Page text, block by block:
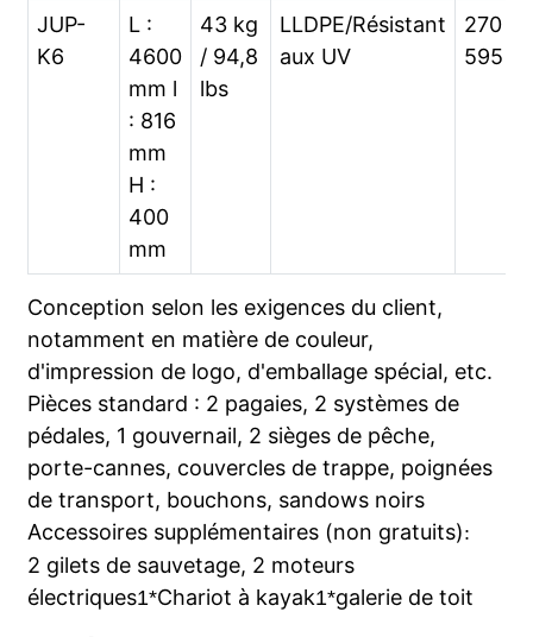
JUP-
K6
L :
4600
mm l
: 816
mm
H :
400
mm
43 kg
/ 94,8
lbs
LLDPE/Résistant
aux UV
270
595
Conception selon les exigences du client,
notamment en matière de couleur,
d'impression de logo, d'emballage spécial, etc.
Pièces standard : 2 pagaies, 2 systèmes de
pédales, 1 gouvernail, 2 sièges de pêche,
porte-cannes, couvercles de trappe, poignées
de transport, bouchons, sandows noirs
Accessoires supplémentaires (non gratuits):
2 gilets de sauvetage, 2 moteurs
électriques1*Chariot à kayak1*galerie de toit